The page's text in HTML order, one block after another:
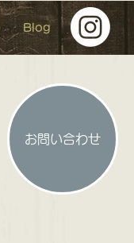
お問い合わせ
Blog